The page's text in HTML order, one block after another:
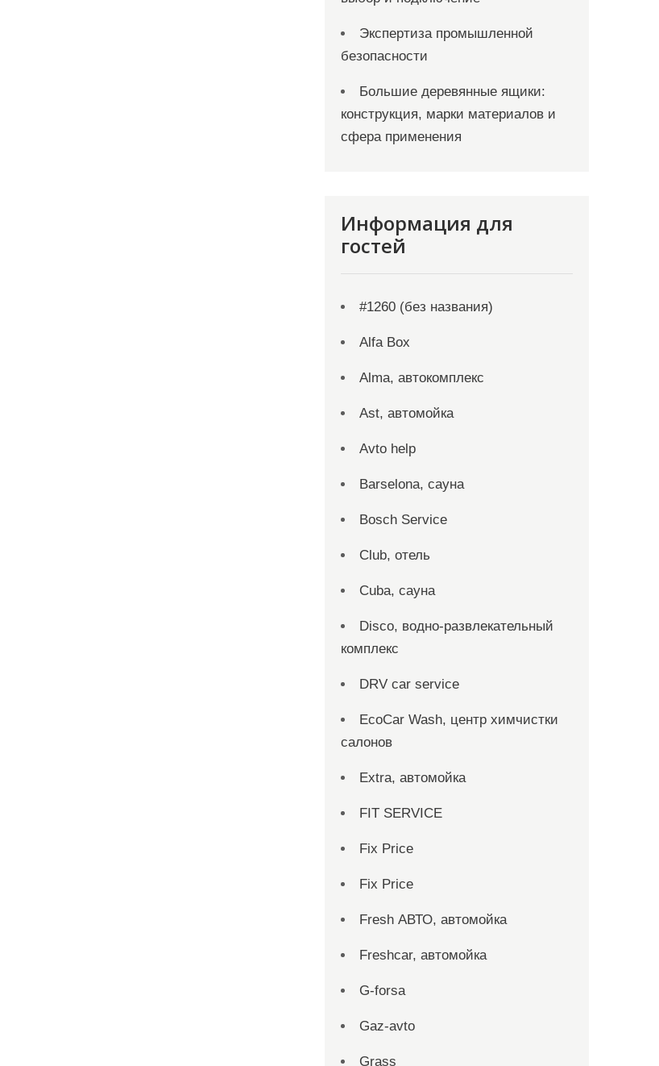
Экспертиза промышленной
безопасности
Большие деревянные ящики:
конструкция, марки материалов и
сфера применения
Информация для
гостей
#1260 (без названия)
Alfa Box
Alma, автокомплекс
Ast, автомойка
Avto help
Barselona, сауна
Bosch Service
Club, отель
Cuba, сауна
Disco, водно-развлекательный
комплекс
DRV car service
EcoCar Wash, центр химчистки
салонов
Extra, автомойка
FIT SERVICE
Fix Price
Fix Price
Fresh АВТО, автомойка
Freshcar, автомойка
G-forsa
Gaz-avto
Grass